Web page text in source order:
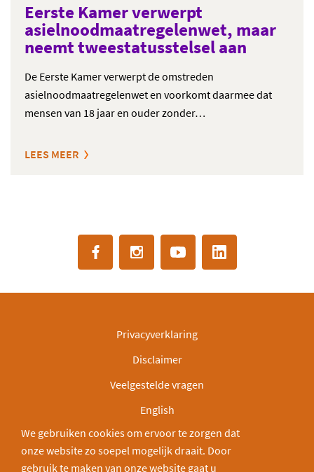
Eerste Kamer verwerpt
asielnoodmaatregelenwet, maar
neemt tweestatusstelsel aan
De Eerste Kamer verwerpt de omstreden
asielnoodmaatregelenwet en voorkomt daarmee dat
mensen van 18 jaar en ouder zonder…
LEES MEER
Privacyverklaring
Disclaimer
Veelgestelde vragen
English
IBAN: NL30INGB0000003166
Deel via:
We gebruiken cookies om ervoor te zorgen dat
onze website zo soepel mogelijk draait. Door
gebruik te maken van onze website gaat u